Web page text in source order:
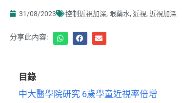
31/08/2023 控制近視加深, 眼藥水, 近視, 近視加深
分享此內容:
目錄
中大醫學院研究 6歲學童近視率倍增